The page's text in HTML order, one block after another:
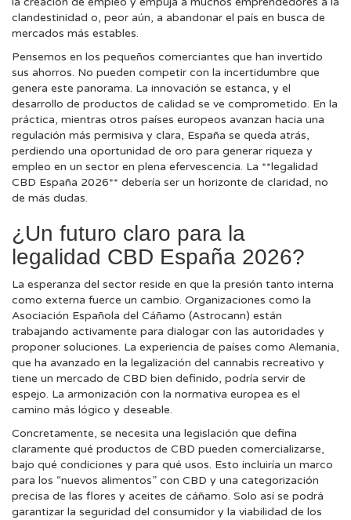
clandestinidad o, peor aún, a abandonar el país en busca de
mercados más estables.
Pensemos en los pequeños comerciantes que han invertido
sus ahorros. No pueden competir con la incertidumbre que
genera este panorama. La innovación se estanca, y el
desarrollo de productos de calidad se ve comprometido. En la
práctica, mientras otros países europeos avanzan hacia una
regulación más permisiva y clara, España se queda atrás,
perdiendo una oportunidad de oro para generar riqueza y
empleo en un sector en plena efervescencia. La **legalidad
CBD España 2026** debería ser un horizonte de claridad, no
de más dudas.
¿Un futuro claro para la
legalidad CBD España 2026?
La esperanza del sector reside en que la presión tanto interna
como externa fuerce un cambio. Organizaciones como la
Asociación Española del Cáñamo (Astrocann) están
trabajando activamente para dialogar con las autoridades y
proponer soluciones. La experiencia de países como Alemania,
que ha avanzado en la legalización del cannabis recreativo y
tiene un mercado de CBD bien definido, podría servir de
espejo. La armonización con la normativa europea es el
camino más lógico y deseable.
Concretamente, se necesita una legislación que defina
claramente qué productos de CBD pueden comercializarse,
bajo qué condiciones y para qué usos. Esto incluiría un marco
para los “nuevos alimentos” con CBD y una categorización
precisa de las flores y aceites de cáñamo. Solo así se podrá
garantizar la seguridad del consumidor y la viabilidad de los